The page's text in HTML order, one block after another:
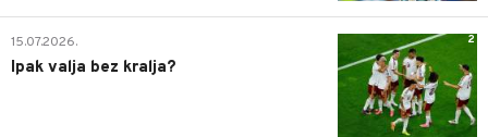
2
15.07.2026.
Ipak valja bez kralja?